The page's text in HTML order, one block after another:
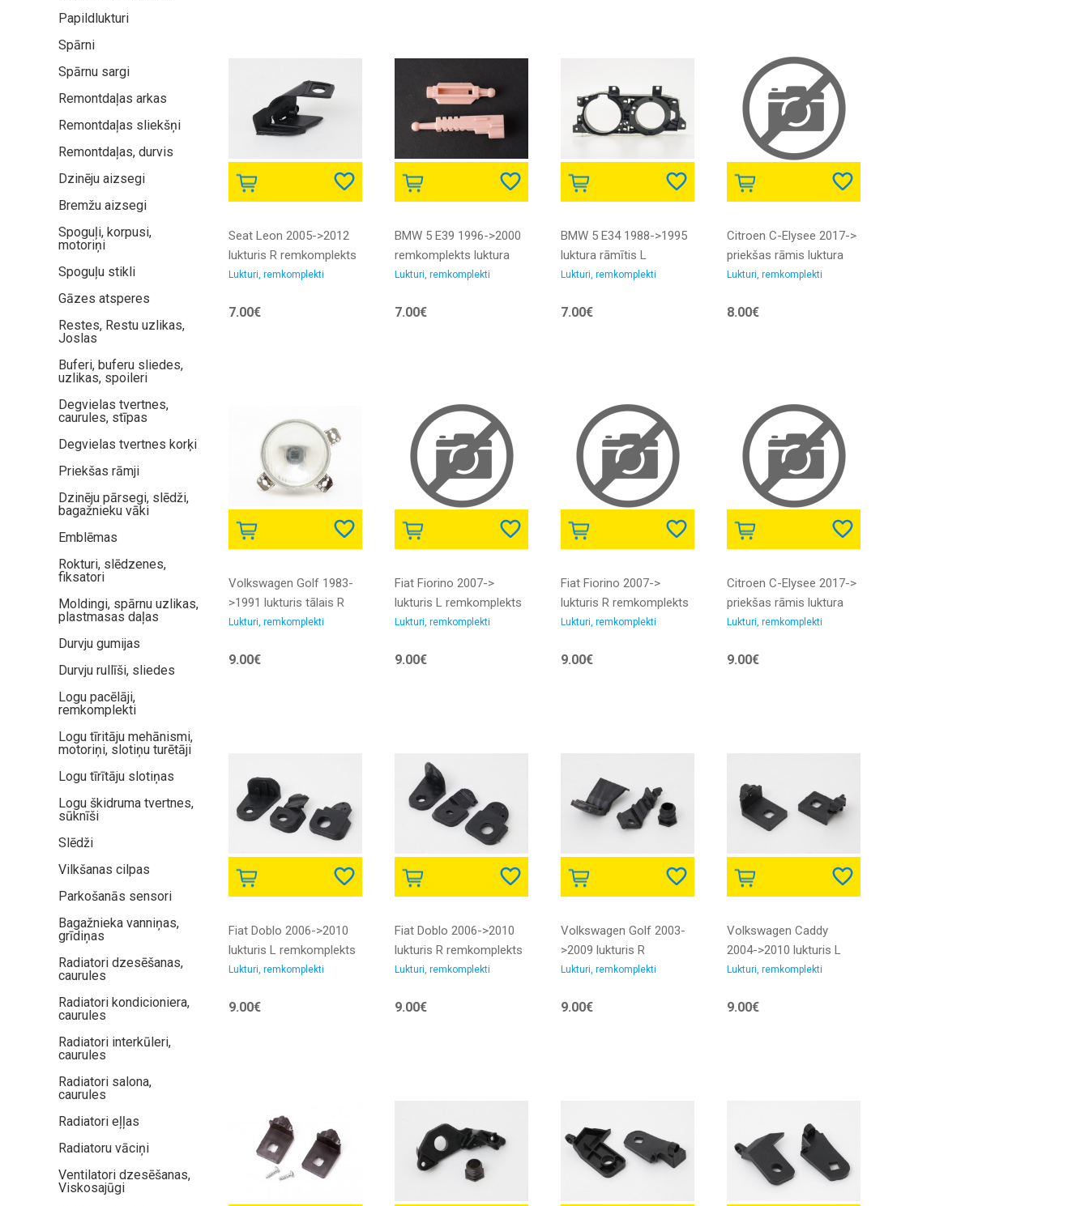
Papildlukturi
Spārni
Spārnu sargi
Remontdaļas arkas
Remontdaļas sliekšņi
Remontdaļas, durvis
Dzinēju aizsegi
Bremžu aizsegi
Spoguļi, korpusi,
motoriņi
Spoguļu stikli
Gāzes atsperes
Restes, Restu uzlikas,
Joslas
Buferi, buferu sliedes,
uzlikas, spoileri
Degvielas tvertnes,
caurules, stīpas
Degvielas tvertnes korķi
Priekšas rāmji
Dzinēju pārsegi, slēdži,
bagažnieku vāki
Emblēmas
Rokturi, slēdzenes,
fiksatori
Moldingi, spārnu uzlikas,
plastmasas daļas
Durvju gumijas
Durvju rullīši, sliedes
Logu pacēlāji,
remkomplekti
Logu tīritāju mehānismi,
motoriņi, slotiņu turētāji
Logu tīrītāju slotiņas
Logu škidruma tvertnes,
sūknīši
Slēdži
Vilkšanas cilpas
Parkošanās sensori
Bagažnieka vanniņas,
grīdiņas
Radiatori dzesēšanas,
caurules
Radiatori kondicioniera,
caurules
Radiatori interkūleri,
caurules
Radiatori salona,
caurules
Radiatori eļļas
Radiatoru vāciņi
Ventilatori dzesēšanas,
Viskosajūgi
Seat Leon 2005->2012
lukturis R remkomplekts
Lukturi, remkomplekti
7.00€
BMW 5 E39 1996->2000
remkomplekts luktura
mehānismam
Lukturi, remkomplekti
7.00€
BMW 5 E34 1988->1995
luktura rāmītis L
Lukturi, remkomplekti
7.00€
Citroen C-Elysee 2017->
priekšas rāmis luktura
stiprinājums L komplekts
Lukturi, remkomplekti
8.00€
Volkswagen Golf 1983-
>1991 lukturis tālais R
87->91 AUTOPAL
Lukturi, remkomplekti
9.00€
Fiat Fiorino 2007->
lukturis L remkomplekts
Lukturi, remkomplekti
9.00€
Fiat Fiorino 2007->
lukturis R remkomplekts
Lukturi, remkomplekti
9.00€
Citroen C-Elysee 2017->
priekšas rāmis luktura
stiprinājums R komplekts
Lukturi, remkomplekti
9.00€
Fiat Doblo 2006->2010
lukturis L remkomplekts
Lukturi, remkomplekti
9.00€
Fiat Doblo 2006->2010
lukturis R remkomplekts
Lukturi, remkomplekti
9.00€
Volkswagen Golf 2003-
>2009 lukturis R
remkomplekts
Lukturi, remkomplekti
9.00€
Volkswagen Caddy
2004->2010 lukturis L
remkomplekts
Lukturi, remkomplekti
9.00€